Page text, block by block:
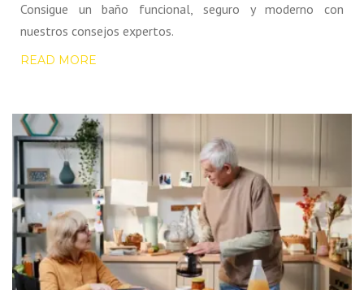
Consigue un baño funcional, seguro y moderno con
nuestros consejos expertos.
READ MORE